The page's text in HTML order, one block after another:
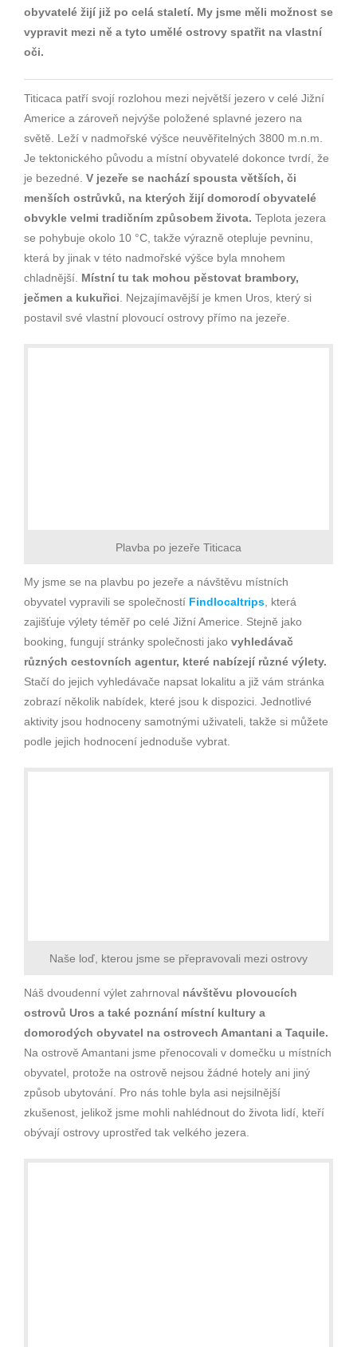
obyvatelé žijí již po celá staletí. My jsme měli možnost se
vypravit mezi ně a tyto umělé ostrovy spatřit na vlastní
oči.
Titicaca patří svojí rozlohou mezi největší jezero v celé Jižní
Americe a zároveň nejvýše položené splavné jezero na
světě. Leží v nadmořské výšce neuvěřitelných 3800 m.n.m.
Je tektonického původu a místní obyvatelé dokonce tvrdí, že
je bezedné. V jezeře se nachází spousta větších, či
menších ostrůvků, na kterých žijí domorodí obyvatelé
obvykle velmi tradičním způsobem života. Teplota jezera
se pohybuje okolo 10 °C, takže výrazně otepluje pevninu,
která by jinak v této nadmořské výšce byla mnohem
chladnější. Místní tu tak mohou pěstovat brambory,
ječmen a kukuřici . Nejzajímavější je kmen Uros, který si
postavil své vlastní plovoucí ostrovy přímo na jezeře.
Plavba po jezeře Titicaca
My jsme se na plavbu po jezeře a návštěvu místních
obyvatel vypravili se společností Findlocaltrips , která
zajišťuje výlety téměř po celé Jižní Americe. Stejně jako
booking, fungují stránky společnosti jako vyhledávač
různých cestovních agentur, které nabízejí různé výlety.
Stačí do jejich vyhledávače napsat lokalitu a již vám stránka
zobrazí několik nabídek, které jsou k dispozici. Jednotlivé
aktivity jsou hodnoceny samotnými uživateli, takže si můžete
podle jejich hodnocení jednoduše vybrat.
Naše loď, kterou jsme se přepravovali mezi ostrovy
Náš dvoudenní výlet zahrnoval návštěvu plovoucích
ostrovů Uros a také poznání místní kultury a
domorodých obyvatel na ostrovech Amantani a Taquile.
Na ostrově Amantani jsme přenocovali v domečku u místních
obyvatel, protože na ostrově nejsou žádné hotely ani jiný
způsob ubytování. Pro nás tohle byla asi nejsilnější
zkušenost, jelikož jsme mohli nahlédnout do života lidí, kteří
obývají ostrovy uprostřed tak velkého jezera.